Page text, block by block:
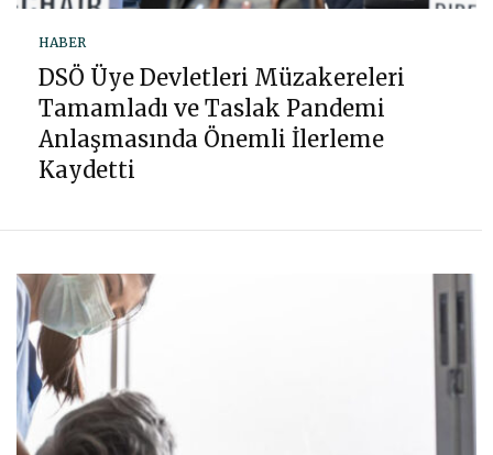
HABER
DSÖ Üye Devletleri Müzakereleri
Tamamladı ve Taslak Pandemi
Anlaşmasında Önemli İlerleme
Kaydetti